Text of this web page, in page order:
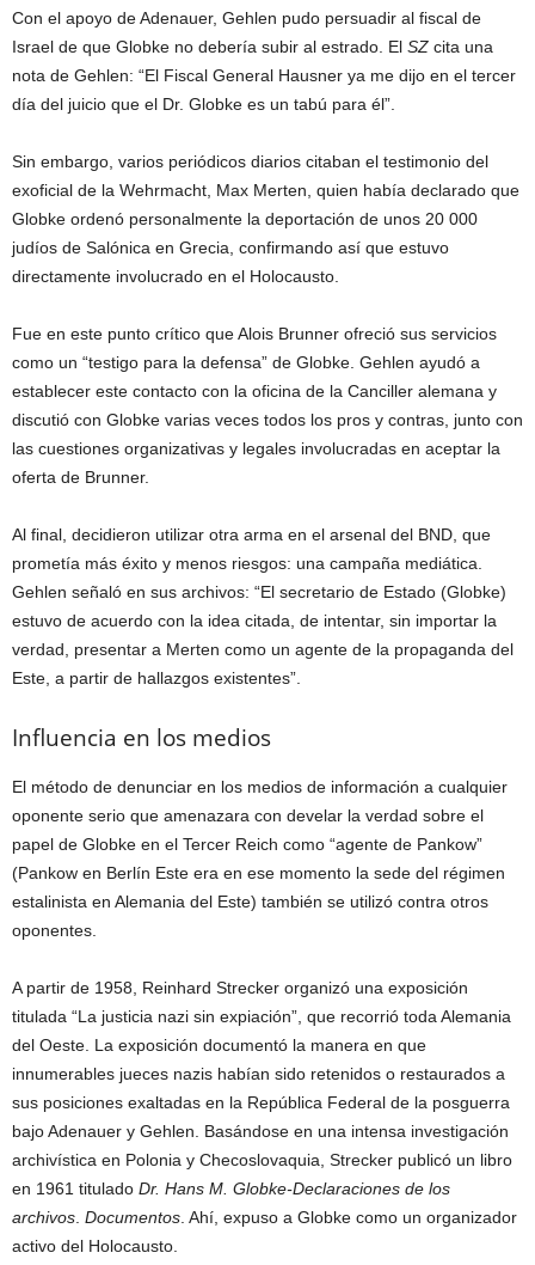
Con el apoyo de Adenauer, Gehlen pudo persuadir al fiscal de
Israel de que Globke no debería subir al estrado. El SZ cita una
nota de Gehlen: “El Fiscal General Hausner ya me dijo en el tercer
día del juicio que el Dr. Globke es un tabú para él”.
Sin embargo, varios periódicos diarios citaban el testimonio del
exoficial de la Wehrmacht, Max Merten, quien había declarado que
Globke ordenó personalmente la deportación de unos 20 000
judíos de Salónica en Grecia, confirmando así que estuvo
directamente involucrado en el Holocausto.
Fue en este punto crítico que Alois Brunner ofreció sus servicios
como un “testigo para la defensa” de Globke. Gehlen ayudó a
establecer este contacto con la oficina de la Canciller alemana y
discutió con Globke varias veces todos los pros y contras, junto con
las cuestiones organizativas y legales involucradas en aceptar la
oferta de Brunner.
Al final, decidieron utilizar otra arma en el arsenal del BND, que
prometía más éxito y menos riesgos: una campaña mediática.
Gehlen señaló en sus archivos: “El secretario de Estado (Globke)
estuvo de acuerdo con la idea citada, de intentar, sin importar la
verdad, presentar a Merten como un agente de la propaganda del
Este, a partir de hallazgos existentes”.
Influencia en los medios
El método de denunciar en los medios de información a cualquier
oponente serio que amenazara con develar la verdad sobre el
papel de Globke en el Tercer Reich como “agente de Pankow”
(Pankow en Berlín Este era en ese momento la sede del régimen
estalinista en Alemania del Este) también se utilizó contra otros
oponentes.
A partir de 1958, Reinhard Strecker organizó una exposición
titulada “La justicia nazi sin expiación”, que recorrió toda Alemania
del Oeste. La exposición documentó la manera en que
innumerables jueces nazis habían sido retenidos o restaurados a
sus posiciones exaltadas en la República Federal de la posguerra
bajo Adenauer y Gehlen. Basándose en una intensa investigación
archivística en Polonia y Checoslovaquia, Strecker publicó un libro
en 1961 titulado Dr. Hans M. Globke-Declaraciones de los
archivos Documentos . Ahí, expuso a Globke como un organizador
activo del Holocausto.